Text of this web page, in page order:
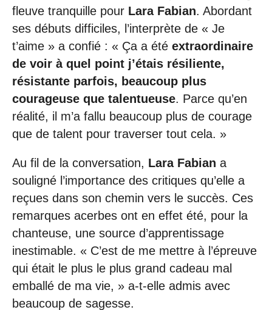
fleuve tranquille pour Lara Fabian. Abordant
ses débuts difficiles, l’interprète de « Je
t’aime » a confié : « Ça a été extraordinaire
de voir à quel point j’étais résiliente,
résistante parfois, beaucoup plus
courageuse que talentueuse. Parce qu’en
réalité, il m’a fallu beaucoup plus de courage
que de talent pour traverser tout cela. »
Au fil de la conversation, Lara Fabian a
souligné l’importance des critiques qu’elle a
reçues dans son chemin vers le succès. Ces
remarques acerbes ont en effet été, pour la
chanteuse, une source d’apprentissage
inestimable. « C’est de me mettre à l’épreuve
qui était le plus le plus grand cadeau mal
emballé de ma vie, » a-t-elle admis avec
beaucoup de sagesse.